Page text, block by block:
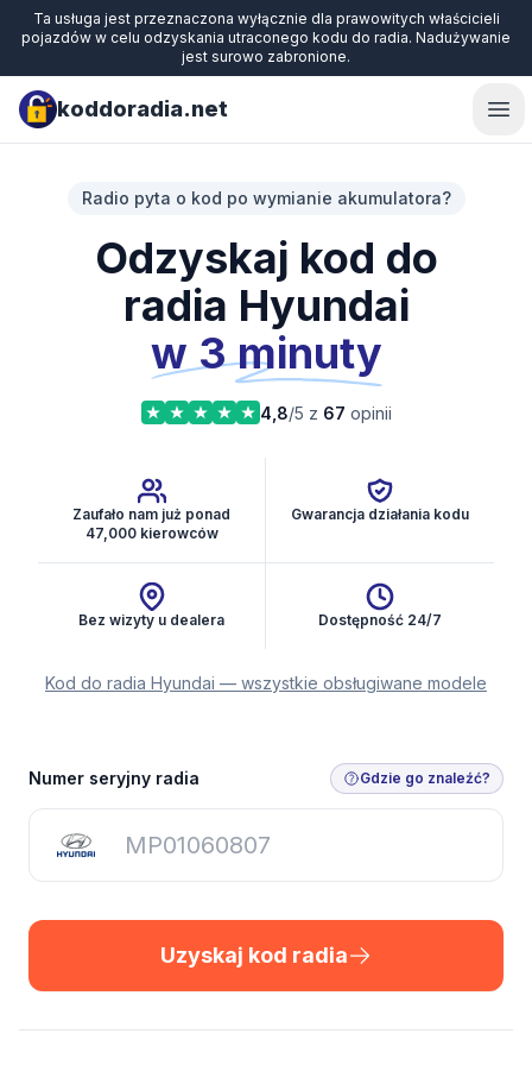
Ta usługa jest przeznaczona wyłącznie dla prawowitych właścicieli
pojazdów w celu odzyskania utraconego kodu do radia. Nadużywanie
jest surowo zabronione.
koddoradia.net
Radio pyta o kod po wymianie akumulatora?
Odzyskaj kod do
radia Hyundai
w 3 minuty
4,8/5 z 67 opinii
Zaufało nam już ponad
47,000 kierowców
Gwarancja działania kodu
Bez wizyty u dealera Dostępność 24/7
Kod do radia Hyundai — wszystkie obsługiwane modele
Uzyskaj kod radia
Numer seryjny radia Gdzie go znaleźć?
Uzyskaj kod radia